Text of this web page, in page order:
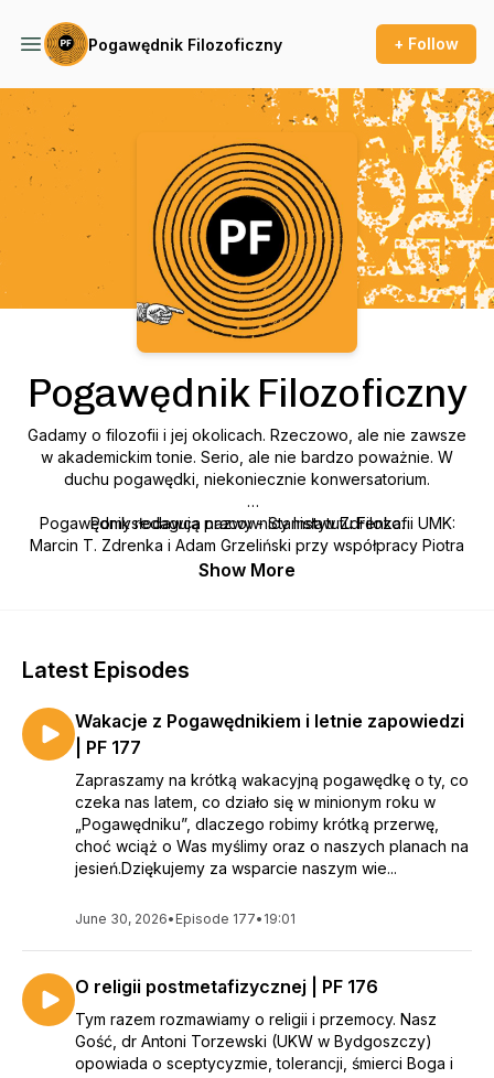
Pogawędnik Filozoficzny + Follow
Podcast Background Image
Pogawędnik Filozoficzny
Gadamy o filozofii i jej okolicach. Rzeczowo, ale nie zawsze
w akademickim tonie. Serio, ale nie bardzo poważnie. W
duchu pogawędki, niekoniecznie konwersatorium.
Pogawędnik redagują pracownicy Instytutu Filozofii UMK:
Marcin T. Zdrenka i Adam Grzeliński przy współpracy Piotra
Domerackiego,
Główny temat muzyczny - Waldemar Bata.
Pomysłodawca nazwy - Stanisław Zdrenka.
Show More
Latest Episodes
Wakacje z Pogawędnikiem i letnie zapowiedzi
| PF 177
Zapraszamy na krótką wakacyjną pogawędkę o ty, co
czeka nas latem, co działo się w minionym roku w
„Pogawędniku”, dlaczego robimy krótką przerwę,
choć wciąż o Was myślimy oraz o naszych planach na
jesień.Dziękujemy za wsparcie naszym wie...
June 30, 2026• Episode 177• 19:01
O religii postmetafizycznej | PF 176
Tym razem rozmawiamy o religii i przemocy. Nasz
Gość, dr Antoni Torzewski (UKW w Bydgoszczy)
opowiada o sceptycyzmie, tolerancji, śmierci Boga i